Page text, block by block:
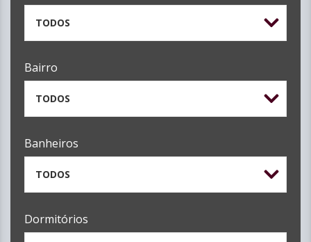
TODOS
Bairro
TODOS
Banheiros
TODOS
Dormitórios